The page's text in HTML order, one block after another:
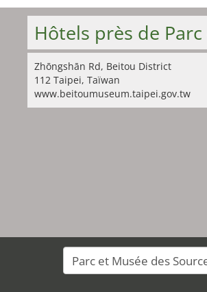
Hôtels près de
Zhōngshān Rd, Beitou District
112 Taipei, Taïwan
www.beitoumuseum.taipei.gov.tw